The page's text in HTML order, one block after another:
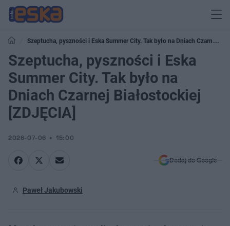
Szeptucha, pyszności i Eska Summer City. Tak było na Dniach Czarnej
Białostockiej [ZDJĘCIA]
Szeptucha, pyszności i Eska
Summer City. Tak było na
Dniach Czarnej Białostockiej
[ZDJĘCIA]
2026-07-06 15:00
Dodaj do Google
Paweł Jakubowski